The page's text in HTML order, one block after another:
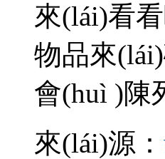
來(lái)看看
物品來
會(huì )陳
來(lái)源：